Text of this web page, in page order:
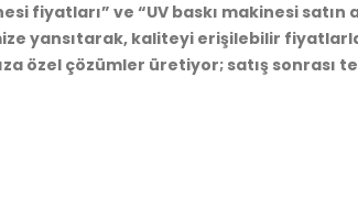
fiyatları” ve “UV baskı makinesi
yansıtarak, kaliteyi erişilebilir
özel çözümler üretiyor; satış sonrası